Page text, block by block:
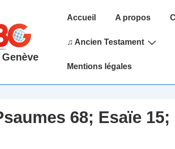
Main
Accueil A propos
♫ Ancien Testament
Mentions légales
68; Esaïe 15;